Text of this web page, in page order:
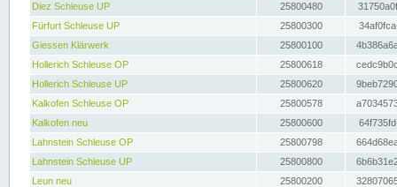
Diez Schleuse UP
25800480
Fürfurt Schleuse UP
25800300
Giessen Klärwerk
25800100
Hollerich Schleuse OP
25800618
Hollerich Schleuse UP
25800620
Kalkofen Schleuse OP
25800578
Kalkofen neu
25800600
Lahnstein Schleuse OP
25800798
Lahnstein Schleuse UP
25800800
Leun neu
25800200